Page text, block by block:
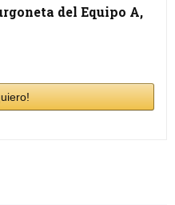
del Equipo A,